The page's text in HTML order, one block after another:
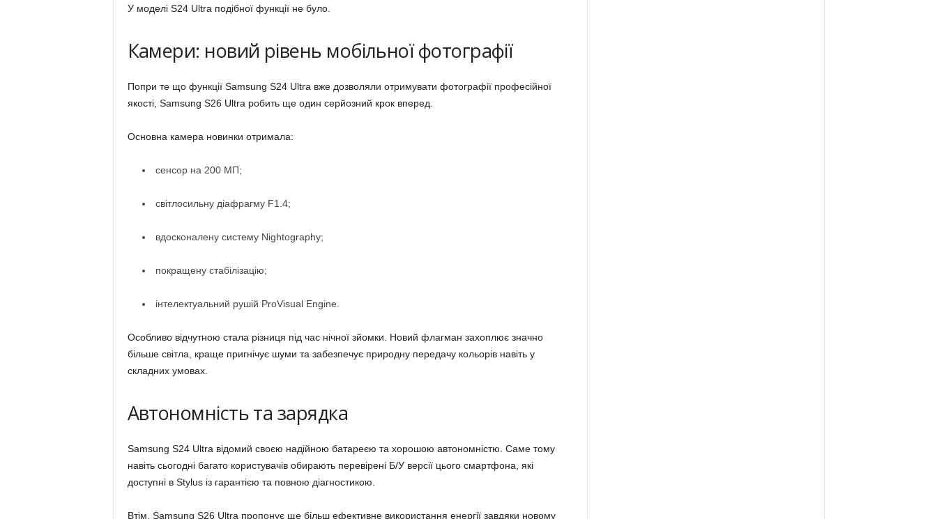
У моделі S24 Ultra подібної функції не було.
Камери: новий рівень мобільної фотографії
Попри те що функції Samsung S24 Ultra вже дозволяли отримувати фотографії професійної
якості, Samsung S26 Ultra робить ще один серйозний крок вперед.
Основна камера новинки отримала:
сенсор на 200 МП;
світлосильну діафрагму F1.4;
вдосконалену систему Nightography;
покращену стабілізацію;
інтелектуальний рушій ProVisual Engine.
Особливо відчутною стала різниця під час нічної зйомки. Новий флагман захоплює значно
більше світла, краще пригнічує шуми та забезпечує природну передачу кольорів навіть у
складних умовах.
Автономність та зарядка
Samsung S24 Ultra відомий своєю надійною батареєю та хорошою автономністю. Саме тому
навіть сьогодні багато користувачів обирають перевірені Б/У версії цього смартфона, які
доступні в Stylus із гарантією та повною діагностикою.
Втім, Samsung S26 Ultra пропонує ще більш ефективне використання енергії завдяки новому